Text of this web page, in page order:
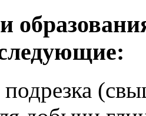
подрезка